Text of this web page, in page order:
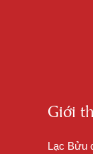
Giới
Lạc Bửu